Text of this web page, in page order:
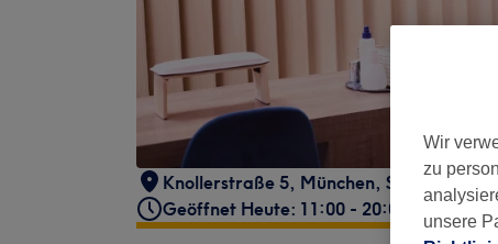
Knollerstraße 5, München, Schwabing,
Geöffnet Heute: 11:00 - 20:00
Wir
zu
unsere